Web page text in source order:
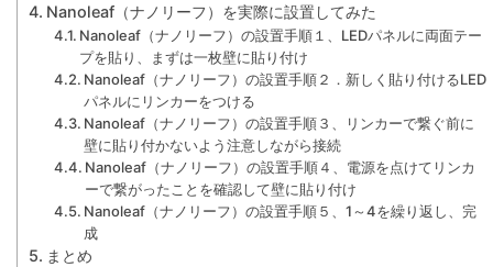
Nanoleaf（ナノリーフ）を実際に設置してみた
Nanoleaf（ナノリーフ）の設置手順１、LEDパネルに両面テー
プを貼り、まずは一枚壁に貼り付け
Nanoleaf（ナノリーフ）の設置手順２．新しく貼り付けるLED
パネルにリンカーをつける
Nanoleaf（ナノリーフ）の設置手順３、リンカーで繋ぐ前に
壁に貼り付かないよう注意しながら接続
Nanoleaf（ナノリーフ）の設置手順４、電源を点けてリンカ
ーで繋がったことを確認して壁に貼り付け
Nanoleaf（ナノリーフ）の設置手順５、1～4を繰り返し、完
成
まとめ